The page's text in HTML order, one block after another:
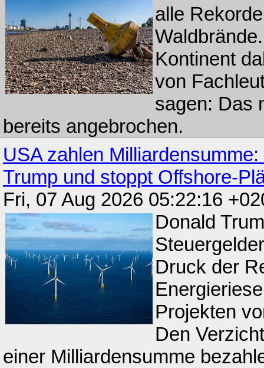
alle
Kontinent
von
sagen: Das
bereits angebrochen.
USA zahlen
Trump und stoppt Offshore-
Fri, 07 Aug 2026 05:22:16
Donald
Druck der
Projekten
Den
einer Milliardensumme